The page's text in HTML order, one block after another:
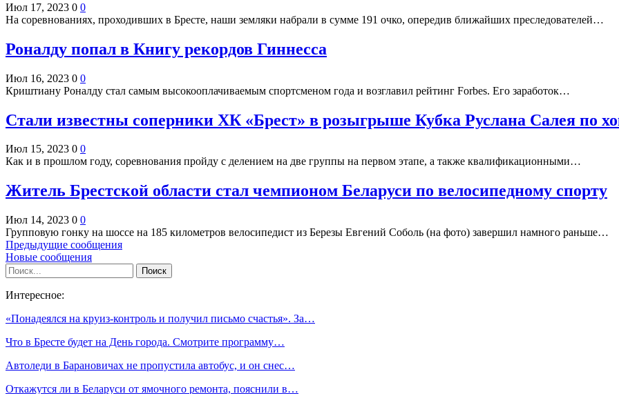
Июл 17, 2023 0 0
На соревнованиях, проходивших в Бресте, наши земляки набрали в сумме 191 очко, опередив ближайших преследователей…
Роналду попал в Книгу рекордов Гиннесса
Июл 16, 2023 0 0
Криштиану Роналду стал самым высокооплачиваемым спортсменом года и возглавил рейтинг Forbes. Его заработок…
Стали известны соперники ХК «Брест» в розыгрыше Кубка Руслана Салея по
Июл 15, 2023 0 0
Как и в прошлом году, соревнования пройду с делением на две группы на первом этапе, а также квалификационными…
Житель Брестской области стал чемпионом Беларуси по велосипедному спорту
Июл 14, 2023 0 0
Групповую гонку на шоссе на 185 километров велосипедист из Березы Евгений Соболь (на фото) завершил намного раньше…
Предыдущие сообщения
Новые сообщения
Интересное:
«Понадеялся на круиз-контроль и получил письмо счастья». За…
Что в Бресте будет на День города. Смотрите программу…
Автоледи в Барановичах не пропустила автобус, и он снес…
Откажутся ли в Беларуси от ямочного ремонта, пояснили в…